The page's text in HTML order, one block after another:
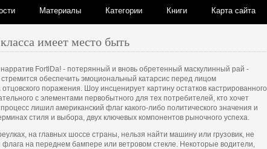
Материалы Категории Книги Карта сайта
имеет место быть
FortlDa! - потерянный и вновь обретенный маскулинный рай -
обеспечить эмоциональный катарсис перед лицом
поражения. Шоу инсценирует картину остатков кастрированного
с элементами первобытного для тех потребителей, кто хочет
лишил американский флаг какого-либо политического значения и
стиля и выбора, двух ключевых компонентов рыночного успеха.
на главных шоссе страны, нельзя найти машину или грузовик, не
на переднем бампере или ветровом стекле. Некоторые водители,